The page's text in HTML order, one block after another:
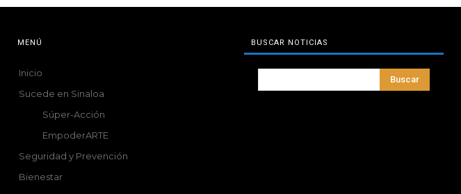
MENÚ
Inicio
Sucede en Sinaloa
Súper-Acción
EmpoderARTE
Seguridad y Prevención
Bienestar
BUSCAR NOTICIAS
Buscar